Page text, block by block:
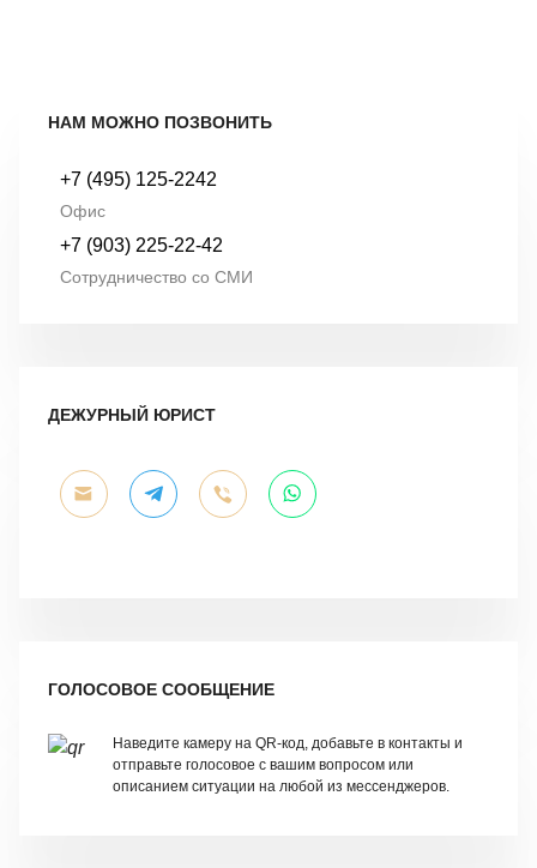
НАМ МОЖНО ПОЗВОНИТЬ
+7 (495) 125-2242
Офис
+7 (903) 225-22-42
Сотрудничество со СМИ
ДЕЖУРНЫЙ ЮРИСТ
ГОЛОСОВОЕ СООБЩЕНИЕ
Наведите камеру на QR-код, добавьте в контакты и
отправьте голосовое с вашим вопросом или
описанием ситуации на любой из мессенджеров.